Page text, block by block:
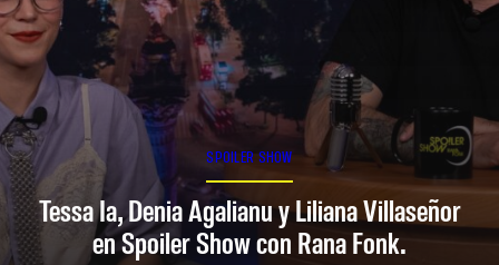
SPOILER SHOW
Tessa Ia, Denia Agalianu y Liliana Villaseñor
en Spoiler Show con Rana Fonk.